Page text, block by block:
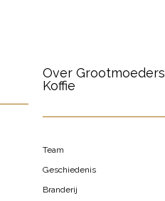
Over Grootmoeders
Koffie
Team
Geschiedenis
Branderij